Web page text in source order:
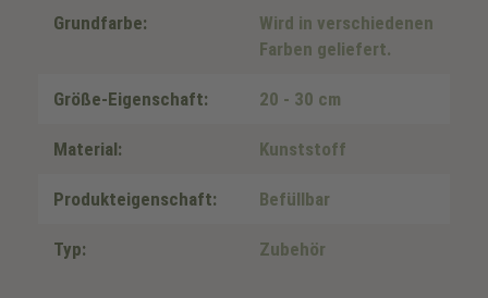
Grundfarbe:
Wird in verschiedenen
Farben geliefert.
Größe-Eigenschaft: 20 - 30 cm
Material: Kunststoff
Produkteigenschaft: Befüllbar
Typ: Zubehör